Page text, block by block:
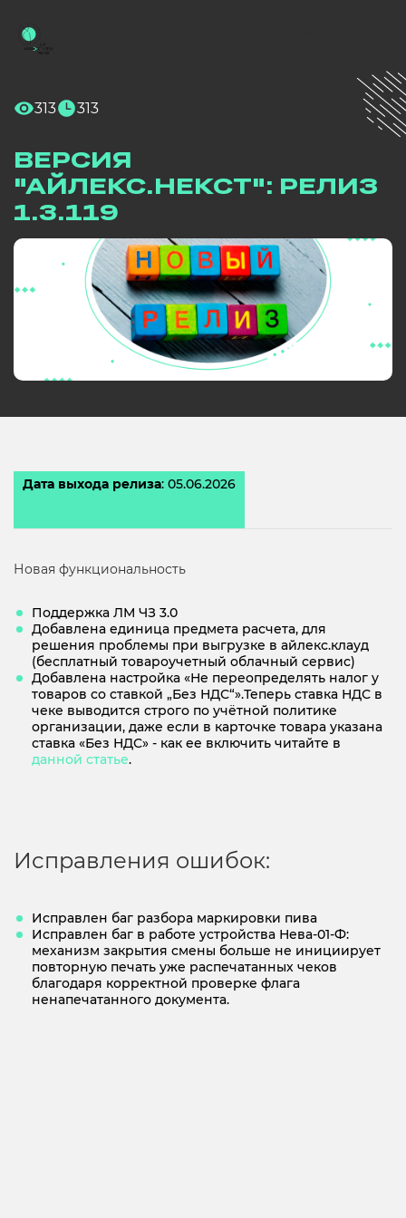
313 313
ВЕРСИЯ
"АЙЛЕКС.НЕКСТ": РЕЛИЗ
1.3.119
Дата выхода релиза: 05.06.2026
Новая функциональность
Поддержка ЛМ ЧЗ 3.0
Добавлена единица предмета расчета, для
решения проблемы при выгрузке в айлекс.клауд
(бесплатный товароучетный облачный сервис)
Добавлена настройка «Не переопределять налог у
товаров со ставкой „Без НДС“».Теперь ставка НДС в
чеке выводится строго по учётной политике
организации, даже если в карточке товара указана
ставка «Без НДС» - как ее включить читайте в
данной статье.
Исправления ошибок:
Исправлен баг разбора маркировки пива
Исправлен баг в работе устройства Нева‑01‑Ф:
механизм закрытия смены больше не инициирует
повторную печать уже распечатанных чеков
благодаря корректной проверке флага
ненапечатанного документа.